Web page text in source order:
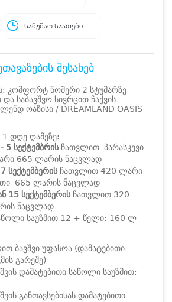
სამუშაო საათები
შესახებ
კომფორტ ნომერი 2 სტუმარზე
და საბავშვო სივრცით ჩაქვის
ოაზისი / DREAMLAND OASIS
დღე ღამეზე:
5 სექტემბრის ჩათვლით პარასკევი-
665 ლარის ნაცვლად
სექტემბერის ჩათვლით 420 ლარი
665 ლარის ნაცვლად
15 სექტემბერის ჩათვლით 320
ნაცვლად
საუზმით 12 + წელი: 160 ლ
ბავშვი უფასოა (დამატებითი
გარეშე)
დამატებითი საწოლი საუზმით:
განთავსებისას დამატებითი